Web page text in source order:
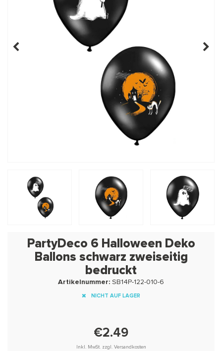
PartyDeco 6 Halloween Deko
Ballons schwarz zweiseitig
bedruckt
Artikelnummer: SB14P-122-010-6
NICHT AUF LAGER
€2.49
Inkl. MwSt. zzgl. Versandkosten